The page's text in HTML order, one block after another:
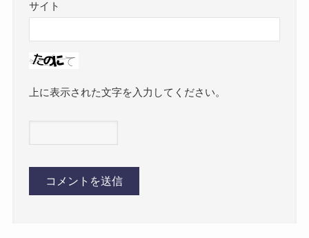
サイト
上に表示された文字を入力してください。